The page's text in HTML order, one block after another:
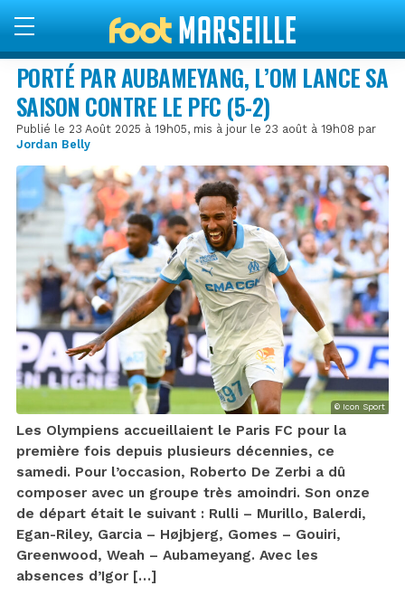
PORTÉ PAR AUBAMEYANG, L’OM LANCE SA
SAISON CONTRE LE PFC (5-2)
Publié le 23 Août 2025 à 19h05, mis à jour le 23 août à 19h08 par
Jordan Belly
© Icon Sport
Les Olympiens accueillaient le Paris FC pour la
première fois depuis plusieurs décennies, ce
samedi. Pour l’occasion, Roberto De Zerbi a dû
composer avec un groupe très amoindri. Son onze
de départ était le suivant : Rulli – Murillo, Balerdi,
Egan-Riley, Garcia – Højbjerg, Gomes – Gouiri,
Greenwood, Weah – Aubameyang. Avec les
absences d’Igor […]